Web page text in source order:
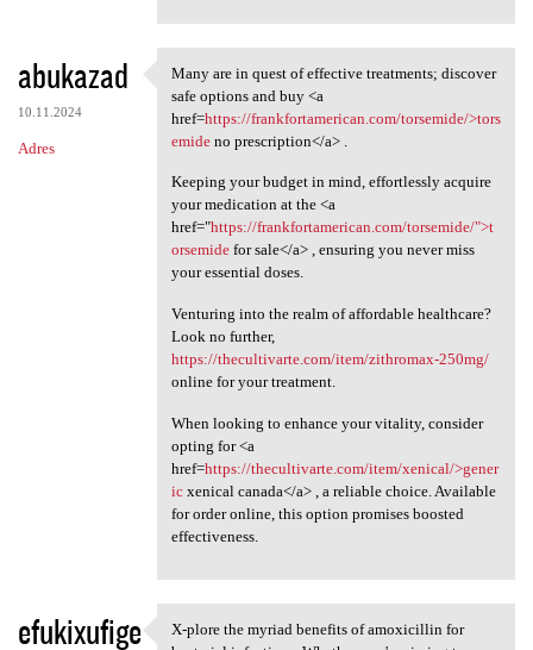
abukazad
10.11.2024
Adres
Many are in quest of
Many are in quest of effective treatments; discover
safe options and buy <a
href=https://frankfortamerican.com/torsemide/>tors
emideno prescription</a> .
Keeping your budget in mind, effortlessly acquire
your medication at the <a
href="https://frankfortamerican.com/torsemide/">t
orsemidefor sale</a> , ensuring you never miss
your essential doses.
Venturing into the realm of affordable healthcare?
Look no further,
https://thecultivarte.com/item/zithromax-250mg/
online for your treatment.
When looking to enhance your vitality, consider
opting for <a
href=https://thecultivarte.com/item/xenical/>gener
icxenical canada</a> , a reliable choice. Available
for order online, this option promises boosted
effectiveness.
efukixufige
X-plore the myriad benefits of amoxicillin for